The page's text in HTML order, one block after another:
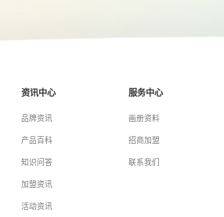
资讯中心
品牌资讯
产品百科
知识问答
加盟资讯
活动资讯
服务中心
画册资料
招商加盟
联系我们